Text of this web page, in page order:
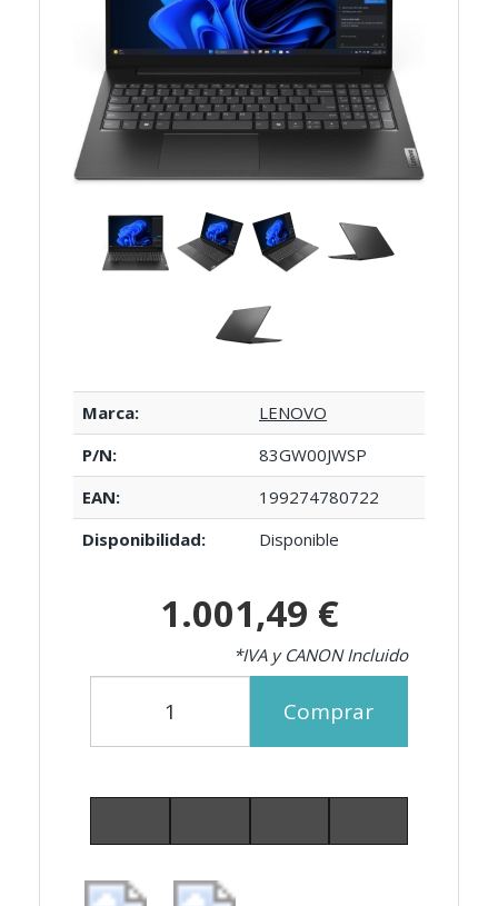
Marca:
LENOVO
P/N:
83GW00JWSP
EAN:
199274780722
Disponibilidad:
Disponible
1.001,49 €
*IVA y CANON Incluido
Comprar